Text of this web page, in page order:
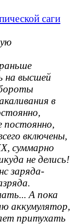
саги
на высшей
в
постоянно,
включены,
суммарно
не делись!
заряда-
А пока
аккумулятор,
притухать